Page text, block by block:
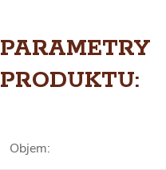
PARAMETRY
PRODUKTU:
Objem: